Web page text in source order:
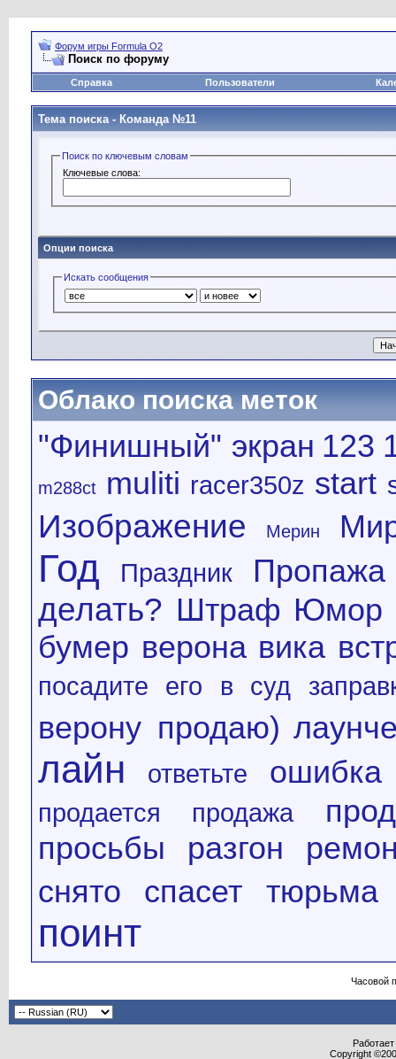
Форум игры Formula O2
Поиск по форуму
Справка Пользователи
Тема поиска - Команда №11
Поиск по ключевым словам
Ключевые слова:
Опции поиска
Искать сообщения
Облако поиска меток
"Финишный" экран 123
m288ct muliti racer350z start
Изображение Мерин
Год Праздник Пропажа
делать? Штраф Юмор
бумер верона вика
посадите его в суд
верону продаю)
лайн ответьте ошибка
продается продажа
просьбы
разгон
снято
спасет тюрьма
поинт
Часовой
Copyright